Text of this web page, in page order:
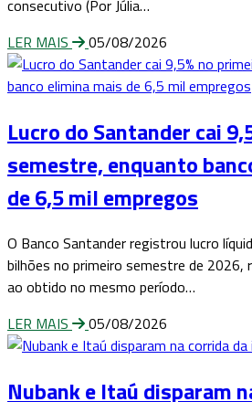
consecutivo (Por Júlia…
LER MAIS
05/08/2026
Lucro do Santander cai
semestre, enquanto
de 6,5 mil empregos
O Banco Santander registrou lucro
bilhões no primeiro semestre de 2026,
ao obtido no mesmo período…
LER MAIS
05/08/2026
Nubank e Itaú disparam